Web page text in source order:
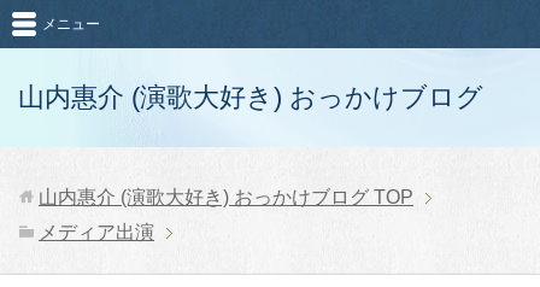
山内惠介 (演歌大好き) おっかけブログ
メニュー
山内惠介 (演歌大好き) おっかけブログ TOP
メディア出演